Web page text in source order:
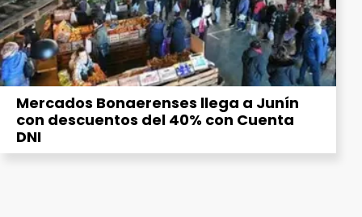
Mercados Bonaerenses llega a Junín
con descuentos del 40% con Cuenta
DNI